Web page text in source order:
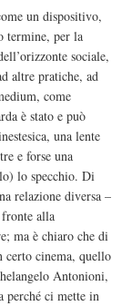
un dispositivo,
termine, per la
sociale,
altre pratiche, ad
come
è stato e può
una lente
e forse una
lo specchio. Di
relazione diversa –
alla
ma è chiaro che di
certo cinema, quello
Antonioni,
ci mette in